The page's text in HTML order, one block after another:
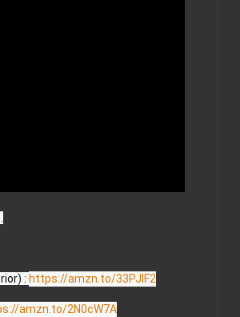
: https://amzn.to/33PJlF2
amzn.to/2N0cW7A